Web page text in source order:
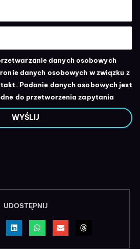
danych osobowych
danych osobowych w związku z
Podanie danych osobowych jest
do przetworzenia zapytania
WYŚLIJ
UDOSTĘPNIJ